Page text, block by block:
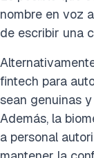
nombre en voz
de escribir una
fintech para
sean genuinas
Además, la
a personal